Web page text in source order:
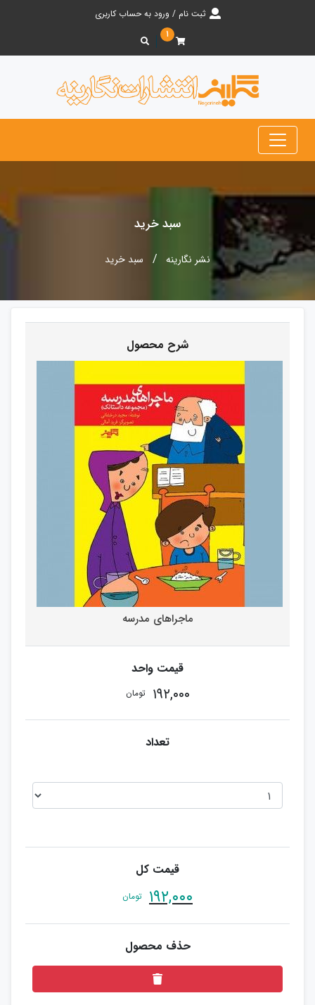
ثبت نام / ورود به حساب کاربری
۱
سبد خرید
نشر نگارینه سبد خرید
ماجراهای مدرسه
۱۹۲,۰۰۰ تومان
۱۹۲,۰۰۰ تومان